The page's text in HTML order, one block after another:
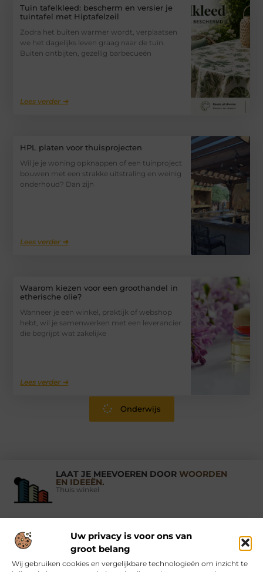
Uw privacy is voor ons van
groot belang
Wij gebruiken cookies en vergelijkbare technologieën om inzicht te
Tuin tafelkleed: bescherm en versier je
tuintafel met Hiptafelzeil
Zodra het buiten warmer wordt, verplaatsen
we het dagelijks leven graag naar de tuin.
Buiten ontbijten, gezellig barbecueën
Lees verder ➜
HPL platen voor thuisprojecten
Wil je je woning opknappen of een tuinproject
bouwen met een strakke uitstraling en weinig
onderhoud? Dan zijn
Lees verder ➜
Waarom kiezen voor een groothandel in
etherische olie?
Wanneer je een winkel, praktijk of webshop
hebt, wil je samenwerken met een leverancier
die begrijpt wat zakelijke
Lees verder ➜
Onderwijs
LAAT JE MEEVOEREN DOOR WOORDEN
EN IDEEËN.
Thuis winkel
Vind Ons Hier :